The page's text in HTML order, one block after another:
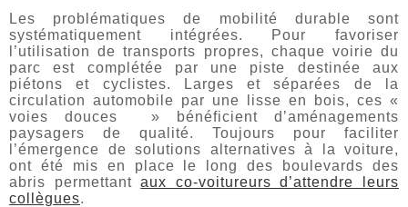
Les problématiques de mobilité durable sont
systématiquement intégrées. Pour favoriser
l’utilisation de transports propres, chaque voirie du
parc est complétée par une piste destinée aux
piétons et cyclistes. Larges et séparées de la
circulation automobile par une lisse en bois, ces «
voies douces » bénéficient d’aménagements
paysagers de qualité. Toujours pour faciliter
l’émergence de solutions alternatives à la voiture,
ont été mis en place le long des boulevards des
abris permettantaux co-voitureurs d’attendre leurs
collègues.